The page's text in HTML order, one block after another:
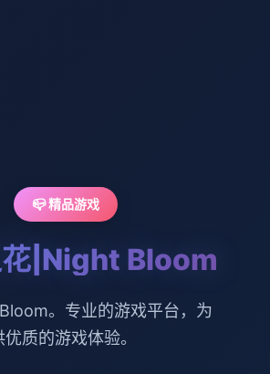
📪 精品游戏
|Night Bloom
。专业的游戏平台，为
质的游戏体验。